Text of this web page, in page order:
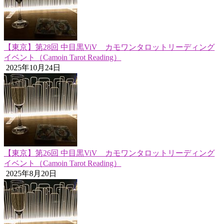
【東京】第28回 中目黒ViV カモワンタロットリーディング
イベント（Camoin Tarot Reading）
2025年10月24日
【東京】第26回 中目黒ViV カモワンタロットリーディング
イベント（Camoin Tarot Reading）
2025年8月20日